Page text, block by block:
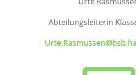
Abteilungsleiterin